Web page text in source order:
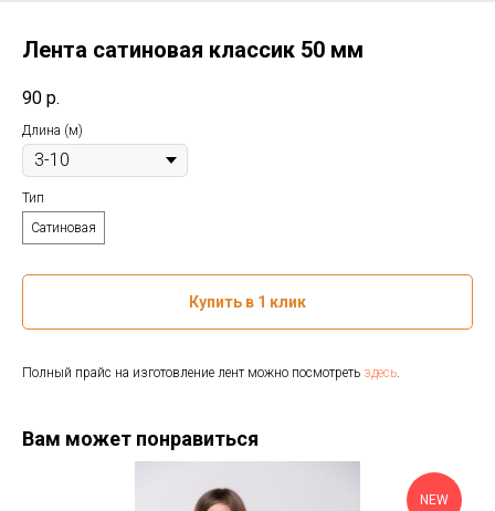
Лента сатиновая классик 50 мм
90 р.
Длина (м)
Тип
Сатиновая
Купить в 1 клик
Полный прайс на изготовление лент можно посмотреть здесь.
Вам может понравиться
NEW